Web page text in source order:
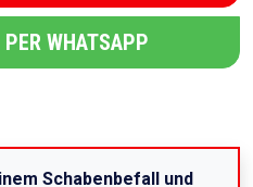
PER WHATSAPP
Schabenbefall und